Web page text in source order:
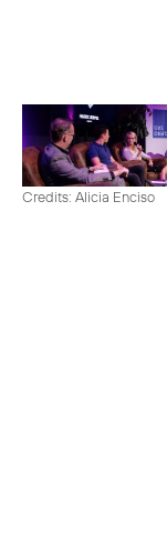
Credits: Alicia Enciso